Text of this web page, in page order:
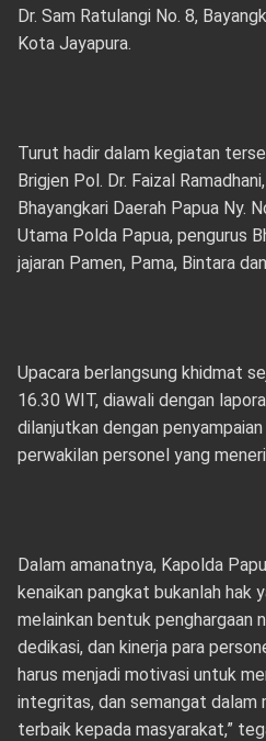
Dr. Sam Ratulangi No. 8,
Kota Jayapura.
Turut hadir dalam kegiatan
Brigjen Pol. Dr. Faizal
Bhayangkari Daerah Papua Ny.
Utama Polda Papua, pengurus
jajaran Pamen, Pama, Bintara
Upacara berlangsung khidmat
16.30 WIT, diawali dengan
dilanjutkan dengan
perwakilan personel yang
Dalam amanatnya, Kapolda
kenaikan pangkat bukanlah hak
melainkan bentuk penghargaan
dedikasi, dan kinerja para
harus menjadi motivasi untuk
integritas, dan semangat dalam
terbaik kepada masyarakat,”